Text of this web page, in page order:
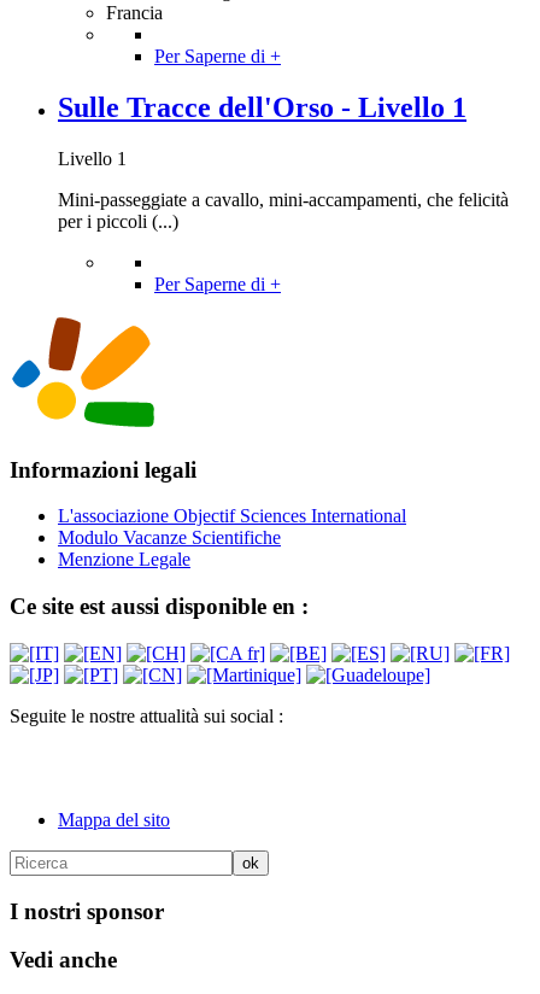
Francia
Per Saperne di +
Sulle Tracce dell'Orso - Livello 1
Livello 1
Mini-passeggiate a cavallo, mini-accampamenti, che felicità
per i piccoli (...)
Per Saperne di +
Informazioni legali
L'associazione Objectif Sciences International
Modulo Vacanze Scientifiche
Menzione Legale
Ce site est aussi disponible en :
Seguite le nostre attualità sui social :
Mappa del sito
I nostri sponsor
Vedi anche